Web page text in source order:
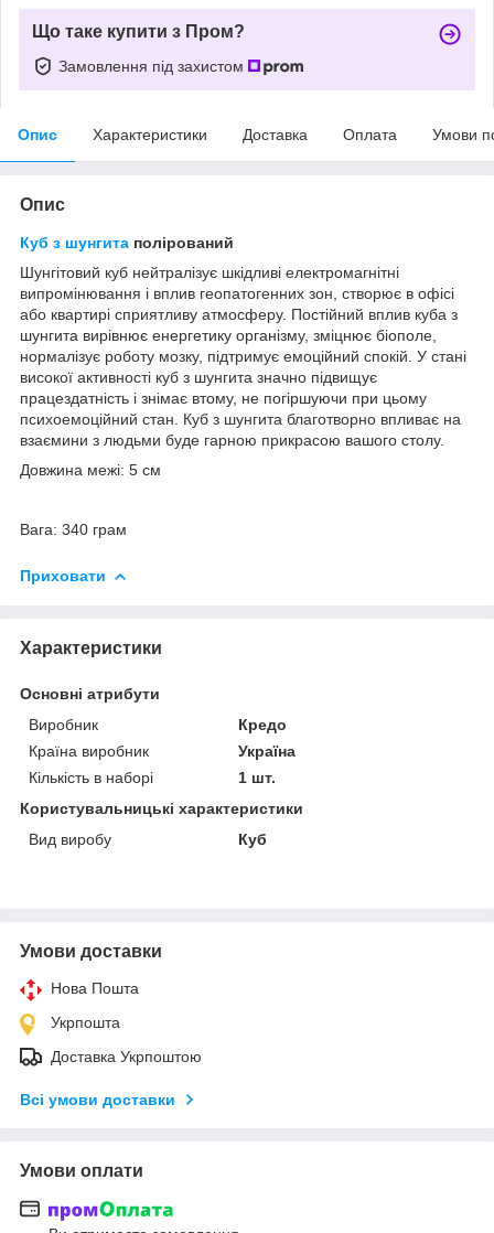
Що таке купити з Пром?
Замовлення під захистом
Опис Характеристики Доставка Оплата Умови
Опис
Куб з шунгита полірований
Шунгітовий куб нейтралізує шкідливі електромагнітні
випромінювання і вплив геопатогенних зон, створює в офісі
або квартирі сприятливу атмосферу. Постійний вплив куба з
шунгита вирівнює енергетику організму, зміцнює біополе,
нормалізує роботу мозку, підтримує емоційний спокій. У стані
високої активності куб з шунгита значно підвищує
працездатність і знімає втому, не погіршуючи при цьому
психоемоційний стан. Куб з шунгита благотворно впливає на
взаємини з людьми буде гарною прикрасою вашого столу.
Довжина межі: 5 см
Вага: 340 грам
Приховати
Характеристики
Основні атрибути
Виробник
Кредо
Країна виробник
Україна
Кількість в наборі
1 шт.
Користувальницькі характеристики
Вид виробу
Куб
Умови доставки
Нова Пошта
Укрпошта
Доставка Укрпоштою
Всі умови доставки
Умови оплати